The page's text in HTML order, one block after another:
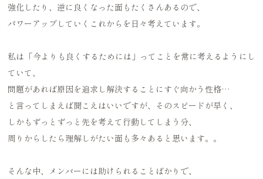
強化したり、逆に良くなった面もたくさんあるので、
パワーアップしていくこれからを日々考えています。
私は「今よりも良くするためには」ってことを常に考えるようにし
ていて、
問題があれば原因を追求し解決することにすぐ向かう性格…
と言ってしまえば聞こえはいいですが、そのスピードが早く、
しかもずっとずっと先を考えて行動してしまう分、
周りからしたら理解しがたい面も多々あると思います。。
そんな中、メンバーには助けられることばかりで、